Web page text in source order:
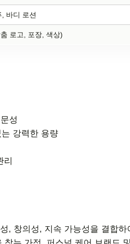
바디 로션
로고, 포장, 색상)
성
강력한 용량
리
, 창의성, 지속 가능성을 결합